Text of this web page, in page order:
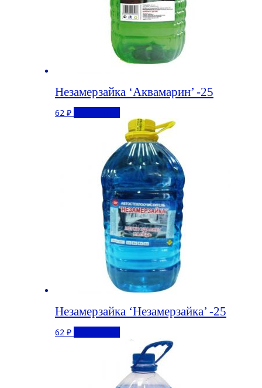
Незамерзайка ‘Аквамарин’ -25
62 ₽
Незамерзайка ‘Незамерзайка’ -25
62 ₽